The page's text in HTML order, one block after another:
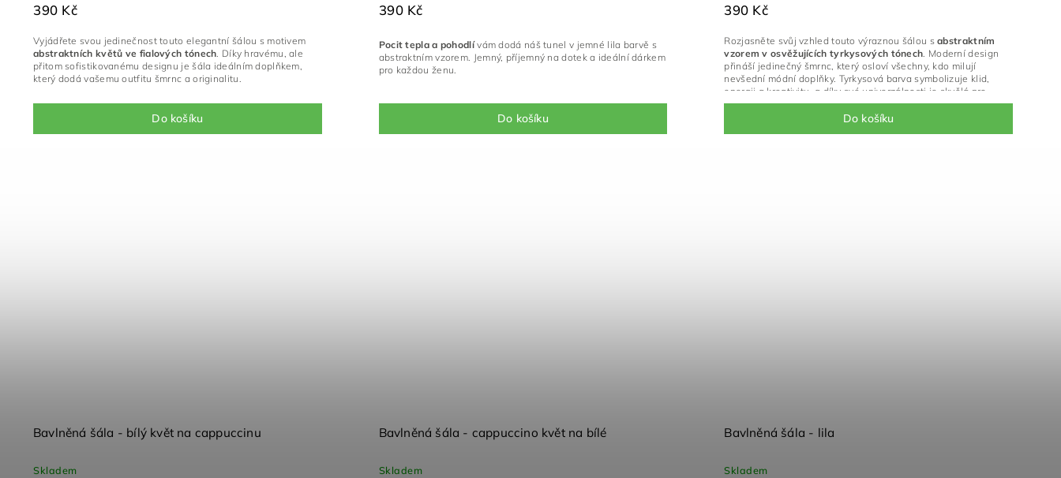
390 Kč
Do košíku
Vyjádřete svou jedinečnost touto elegantní šálou s motivem
abstraktních květů ve fialových tónech . Díky hravému, ale
přitom sofistikovanému designu je šála ideálním doplňkem,
který dodá vašemu outfitu šmrnc a originalitu.
390 Kč
Do košíku
Pocit tepla a pohodlívám dodá náš tunel v jemné lila barvě s
abstraktním vzorem. Jemný, příjemný na dotek a ideální dárkem
pro každou ženu.
390 Kč
Do košíku
Rozjasněte svůj vzhled touto výraznou šálou sabstraktním
vzorem v osvěžujících tyrkysových tónech . Moderní design
přináší jedinečný šmrnc, který osloví všechny, kdo milují
nevšední módní doplňky. Tyrkysová barva symbolizuje klid,
energii a kreativitu, a díky své univerzálnosti je skvělá pro
každou sezónu.
Bavlněná šála - bílý květ na cappuccinu
Skladem
Bavlněná šála - cappuccino květ na bílé
Skladem
Bavlněná šála - lila
Skladem